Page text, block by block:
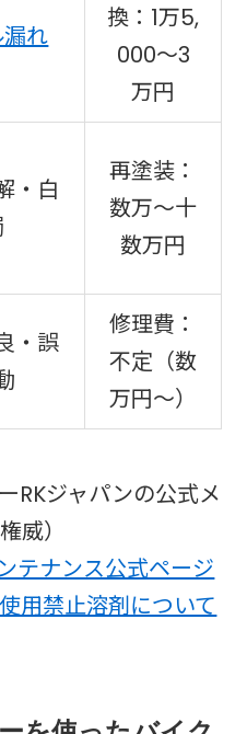
れ
換：1万5,
000〜3
万円
・白
再塗装：
数万〜十
数万円
・誤
修理費：
不定（数
万円〜）
RKジャパンの公式メ
威）
テナンス公式ページ
用禁止溶剤について